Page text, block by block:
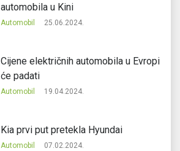
automobila u Kini
Automobil 25.06.2024.
Cijene električnih automobila u Evropi
će padati
Automobil 19.04.2024.
Kia prvi put pretekla Hyundai
Automobil 07.02.2024.